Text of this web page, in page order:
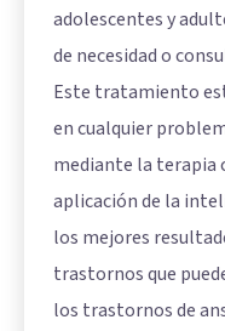
adolescentes y
de necesidad o
Este tratamiento
en cualquier
mediante la terapia
aplicación de la
los mejores
trastornos que
los trastornos de